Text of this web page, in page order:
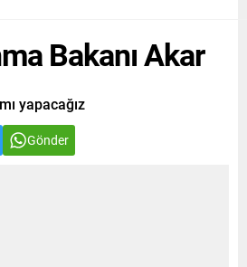
Bakanı Akar
yapacağız
Gönder